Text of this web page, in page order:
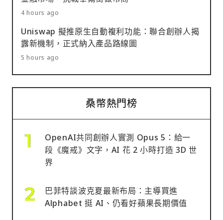
4 hours ago
Uniswap 擬推原生自動複利功能：聯合創辦人揭
露新機制，正式納入產品路線圖
5 hours ago
桑幣熱門榜
OpenAI共同創辦人實測 Opus 5：給一
段《魔戒》文字，AI 花 2 小時打造 3D 世
界
巴菲特談波克夏最新布局：主導買進
Alphabet 挺 AI、仍看好蘋果長期價值